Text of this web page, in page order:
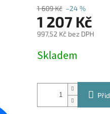
1 609 Kč –24 %
1 207 Kč
997,52 Kč bez DPH
cena:
Skladem